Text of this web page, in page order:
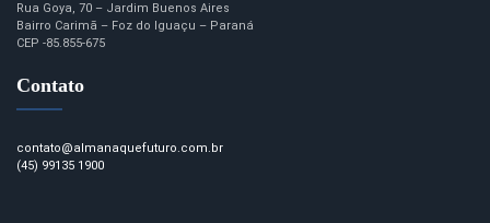
Rua Goya, 70 – Jardim Buenos Aires
Bairro Carimã – Foz do Iguaçu – Paraná
CEP -85.855-675
Contato
contato@almanaquefuturo.com.br
(45) 99135 1900